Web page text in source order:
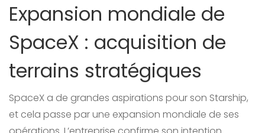
Expansion mondiale de
SpaceX : acquisition de
terrains stratégiques
SpaceX a de grandes aspirations pour son Starship,
et cela passe par une expansion mondiale de ses